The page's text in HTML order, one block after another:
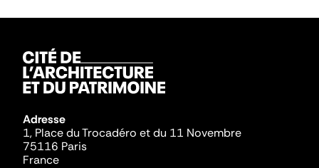
Adresse
1, Place du Trocadéro et du 11 Novembre
75116 Paris
France